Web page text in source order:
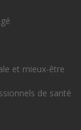
et mieux-être
de santé